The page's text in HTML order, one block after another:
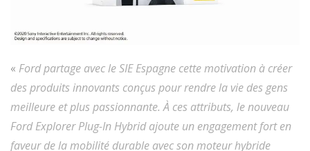
« Ford partage avec le SIE Espagne cette motivation à créer
des produits innovants conçus pour rendre la vie des gens
meilleure et plus passionnante. À ces attributs, le nouveau
Ford Explorer Plug-In Hybrid ajoute un engagement fort en
faveur de la mobilité durable avec son moteur hybride